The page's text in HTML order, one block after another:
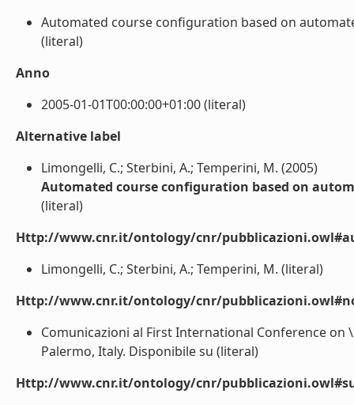
Automated course configuration based on
(literal)
Anno
2005-01-01T00:00:00+01:00 (literal)
Alternative label
Limongelli, C.; Sterbini, A.; Temperini, M. (2005)
Automated course configuration based on
(literal)
Http://www.cnr.it/ontology/cnr/
Limongelli, C.; Sterbini, A.; Temperini, M. (literal)
Http://www.cnr.it/ontology/cnr/
Comunicazioni al First International Conference on
Palermo, Italy. Disponibile su (literal)
Http://www.cnr.it/ontology/cnr/